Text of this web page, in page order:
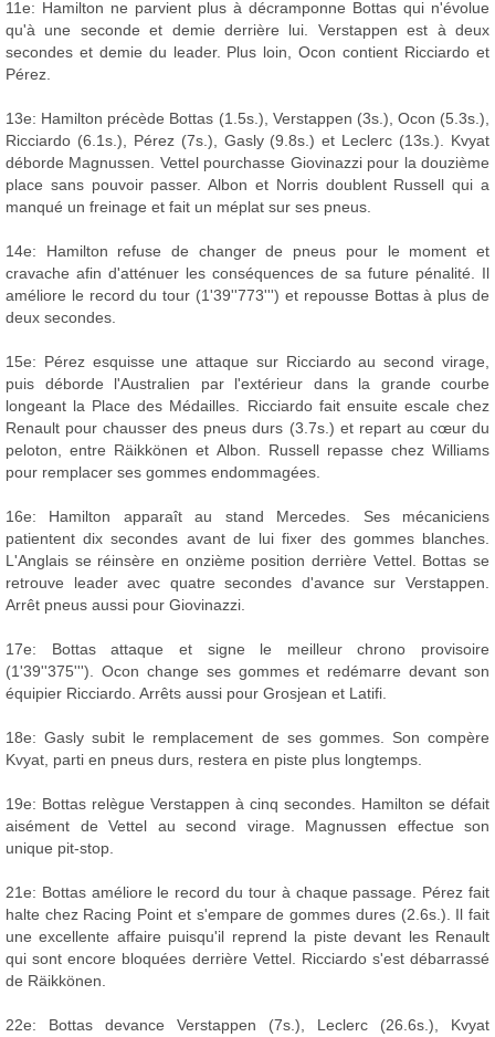
11e: Hamilton ne parvient plus à décramponne Bottas qui n'évolue
qu'à une seconde et demie derrière lui. Verstappen est à deux
secondes et demie du leader. Plus loin, Ocon contient Ricciardo et
Pérez.
13e: Hamilton précède Bottas (1.5s.), Verstappen (3s.), Ocon (5.3s.),
Ricciardo (6.1s.), Pérez (7s.), Gasly (9.8s.) et Leclerc (13s.). Kvyat
déborde Magnussen. Vettel pourchasse Giovinazzi pour la douzième
place sans pouvoir passer. Albon et Norris doublent Russell qui a
manqué un freinage et fait un méplat sur ses pneus.
14e: Hamilton refuse de changer de pneus pour le moment et
cravache afin d'atténuer les conséquences de sa future pénalité. Il
améliore le record du tour (1'39''773''') et repousse Bottas à plus de
deux secondes.
15e: Pérez esquisse une attaque sur Ricciardo au second virage,
puis déborde l'Australien par l'extérieur dans la grande courbe
longeant la Place des Médailles. Ricciardo fait ensuite escale chez
Renault pour chausser des pneus durs (3.7s.) et repart au cœur du
peloton, entre Räikkönen et Albon. Russell repasse chez Williams
pour remplacer ses gommes endommagées.
16e: Hamilton apparaît au stand Mercedes. Ses mécaniciens
patientent dix secondes avant de lui fixer des gommes blanches.
L'Anglais se réinsère en onzième position derrière Vettel. Bottas se
retrouve leader avec quatre secondes d'avance sur Verstappen.
Arrêt pneus aussi pour Giovinazzi.
17e: Bottas attaque et signe le meilleur chrono provisoire
(1'39''375'''). Ocon change ses gommes et redémarre devant son
équipier Ricciardo. Arrêts aussi pour Grosjean et Latifi.
18e: Gasly subit le remplacement de ses gommes. Son compère
Kvyat, parti en pneus durs, restera en piste plus longtemps.
19e: Bottas relègue Verstappen à cinq secondes. Hamilton se défait
aisément de Vettel au second virage. Magnussen effectue son
unique pit-stop.
21e: Bottas améliore le record du tour à chaque passage. Pérez fait
halte chez Racing Point et s'empare de gommes dures (2.6s.). Il fait
une excellente affaire puisqu'il reprend la piste devant les Renault
qui sont encore bloquées derrière Vettel. Ricciardo s'est débarrassé
de Räikkönen.
22e: Bottas devance Verstappen (7s.), Leclerc (26.6s.), Kvyat